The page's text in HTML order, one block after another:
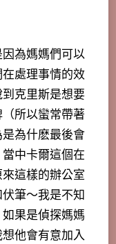
為媽媽們可以
在處理事情的效
克里斯是想要
所以蠻常帶著
為什麽最後會
中卡爾這個在
這樣的辦公室
筆～我是不知
果是偵探媽媽
他會有意加入